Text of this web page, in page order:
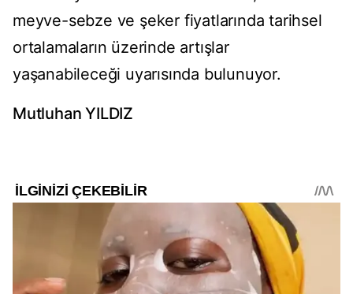
meyve-sebze ve şeker fiyatlarında tarihsel
ortalamaların üzerinde artışlar
yaşanabileceği uyarısında bulunuyor.
Mutluhan YILDIZ